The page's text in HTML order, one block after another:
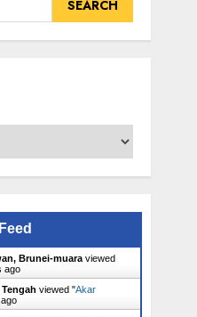
Brunei-muaraviewed
ago
viewed "Akar